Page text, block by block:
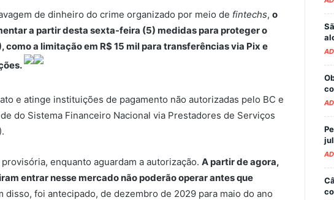
de dinheiro do crime organizado por meio de fintechs, o
a partir desta sexta-feira (5) medidas para proteger o
como a limitação em R$ 15 mil para transferências via Pix e
e atinge instituições de pagamento não autorizadas pelo BC e
do Sistema Financeiro Nacional via Prestadores de Serviços
enquanto aguardam a autorização. A partir de agora,
entrar nesse mercado não poderão operar antes que
disso, foi antecipado, de dezembro de 2029 para maio do ano